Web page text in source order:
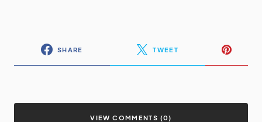
SHARE TWEET
VIEW COMMENTS (0)